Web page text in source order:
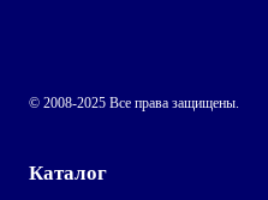
© 2008-2025 Все права защищены.
Каталог